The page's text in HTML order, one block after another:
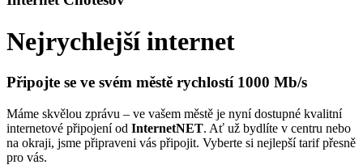
Nejrychlejší internet
Připojte se ve svém městě rychlostí 1000 Mb/s
Máme skvělou zprávu – ve vašem městě je nyní dostupné kvalitní
internetové připojení od InternetNET. Ať už bydlíte v centru nebo
na okraji, jsme připraveni vás připojit. Vyberte si nejlepší tarif přesně
pro vás.